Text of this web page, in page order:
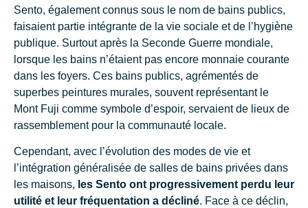
Sento, également connus sous le nom de bains publics,
faisaient partie intégrante de la vie sociale et de l’hygiène
publique. Surtout après la Seconde Guerre mondiale,
lorsque les bains n’étaient pas encore monnaie courante
dans les foyers. Ces bains publics, agrémentés de
superbes peintures murales, souvent représentant le
Mont Fuji comme symbole d’espoir, servaient de lieux de
rassemblement pour la communauté locale.
Cependant, avec l’évolution des modes de vie et
l’intégration généralisée de salles de bains privées dans
les maisons, les Sento ont progressivement perdu leur
utilité et leur fréquentation a décliné. Face à ce déclin,